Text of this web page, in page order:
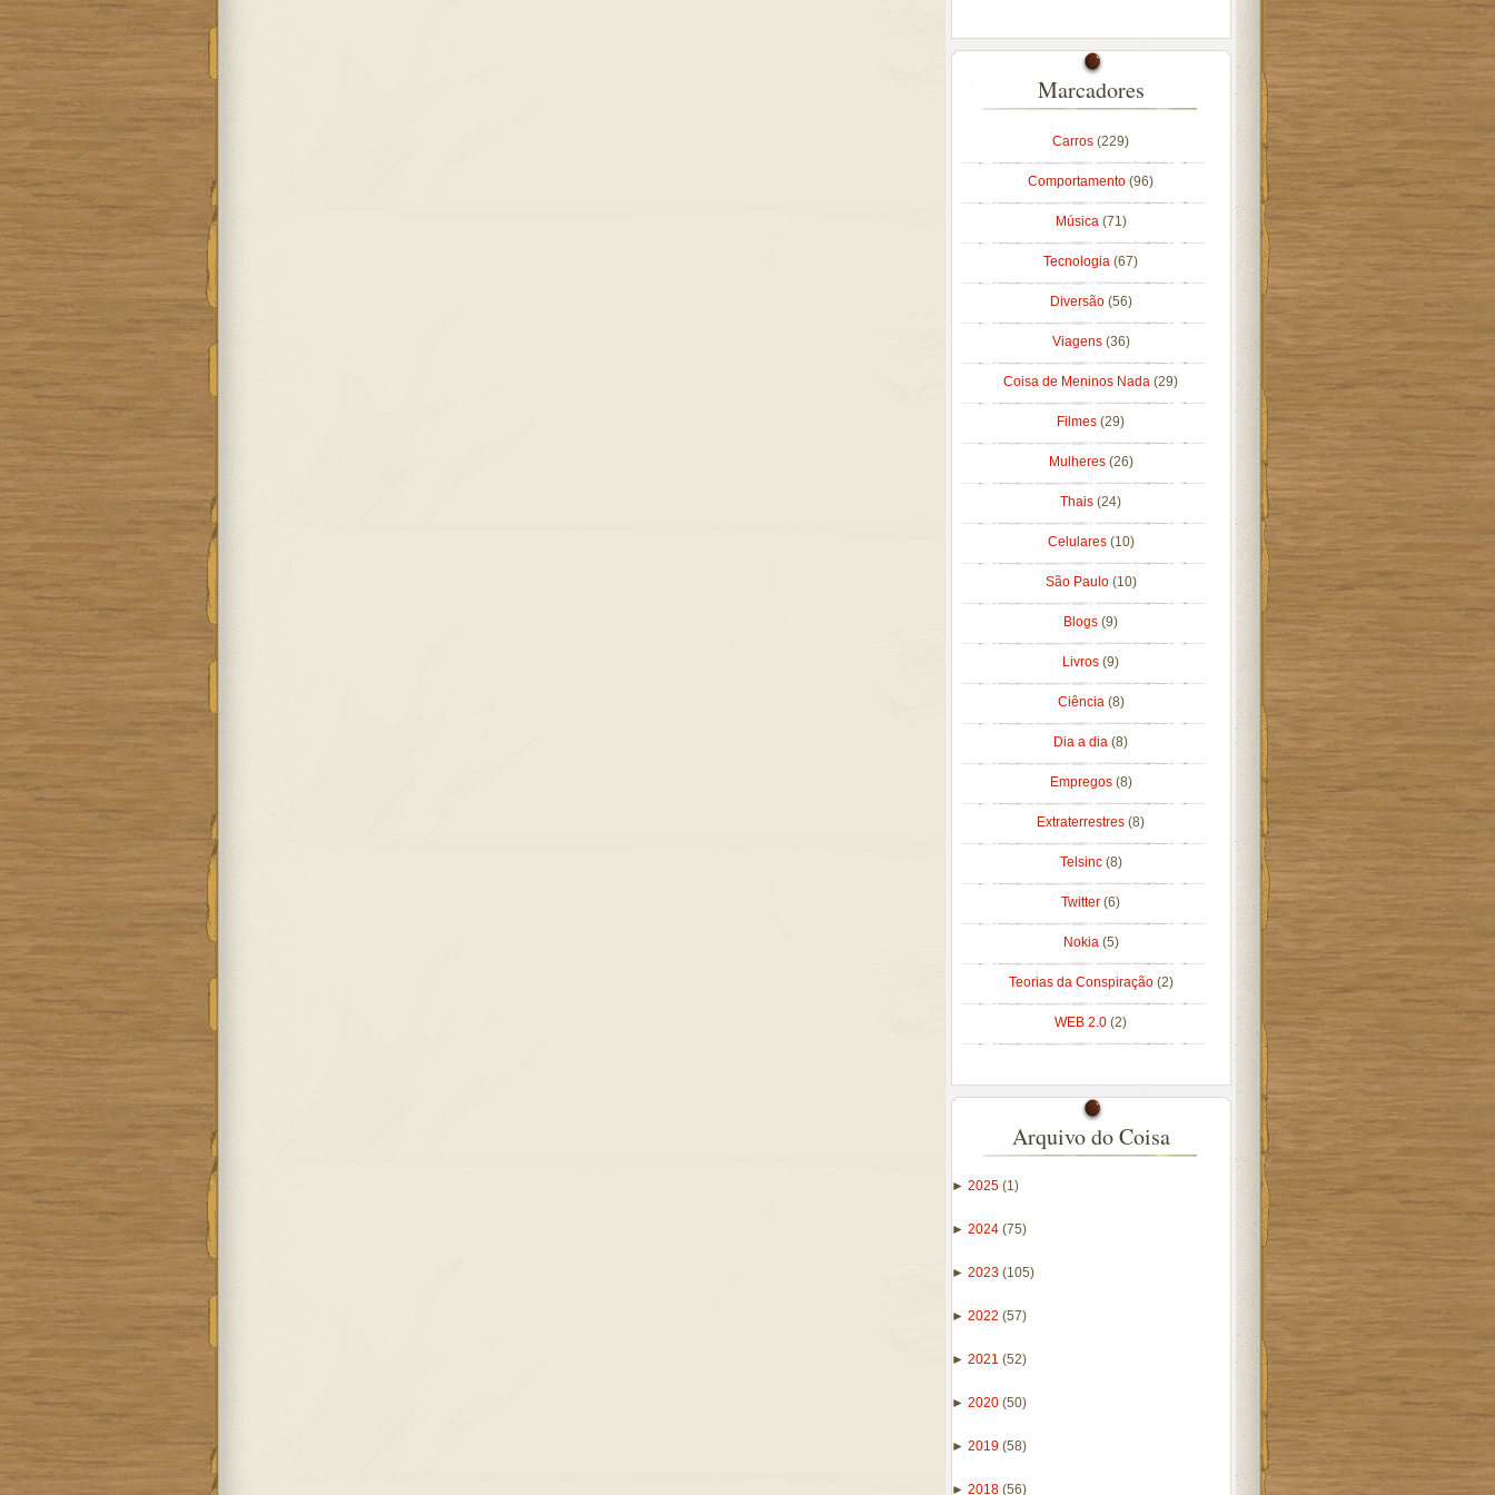
Marcadores
Carros (229)
Comportamento (96)
Música (71)
Tecnologia (67)
Diversão (56)
Viagens (36)
Coisa de Meninos Nada (29)
Filmes (29)
Mulheres (26)
Thais (24)
Celulares (10)
São Paulo (10)
Blogs (9)
Livros (9)
Ciência (8)
Dia a dia (8)
Empregos (8)
Extraterrestres (8)
Telsinc (8)
Twitter (6)
Nokia (5)
Teorias da Conspiração (2)
WEB 2.0 (2)
Arquivo do Coisa
► 2025 (1)
► 2024 (75)
► 2023 (105)
► 2022 (57)
► 2021 (52)
► 2020 (50)
► 2019 (58)
► 2018 (56)